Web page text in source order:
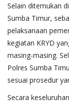
Selain ditemukan
Sumba Timur,
pelaksanaan
kegiatan KRYD
masing-masing.
Polres Sumba
sesuai prosedur
Secara